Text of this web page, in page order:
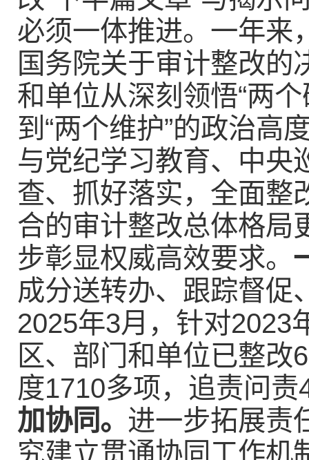
必须一体推进。一年来
国务院关于审计整改的
和单位从深刻领悟“两
到“两个维护”的政治高
与党纪学习教育、中央
查、抓好落实，全面整
合的审计整改总体格局
步彰显权威高效要求。
成分送转办、跟踪督促
2025年3月，针对2023
区、部门和单位已整改
度1710多项，追责问责
加协同。 进一步拓展责
究建立贯通协同工作机